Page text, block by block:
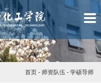
首页 - 师资队伍 - 学硕导师